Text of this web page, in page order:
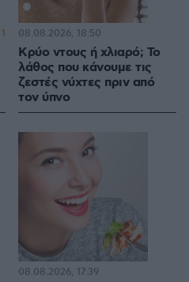
1
Κρύο ντους ή χλιαρό; Το
λάθος που κάνουμε τις
ζεστές νύχτες πριν από
τον ύπνο
08.08.2026, 18:50
08.08.2026, 17:39